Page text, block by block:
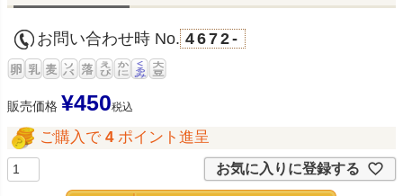
お問い合わせ時 No. 4672-
販売価格 ¥450税込
ご購入で 4 ポイント進呈
お気に入りに登録する